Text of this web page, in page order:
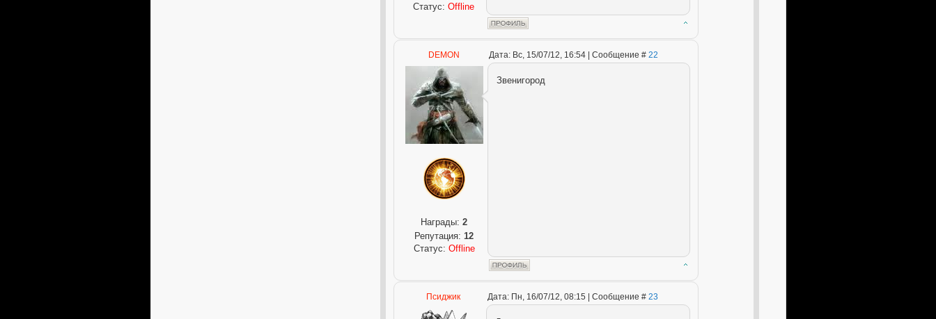
Статус: Offline
DEMON Дата: Вс, 15/07/12, 16:54 | Сообщение # 22
Награды: 2
Репутация: 12
Статус: Offline
Звенигород
Псиджик Дата: Пн, 16/07/12, 08:15 | Сообщение # 23